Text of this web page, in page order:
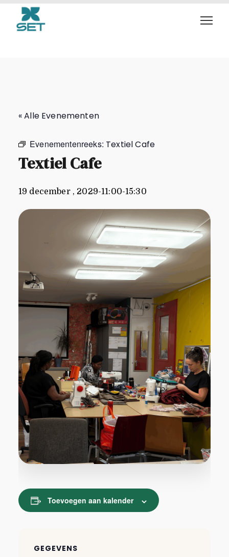
Textiel Cafe
« Alle Evenementen
Evenementenreeks: Textiel Cafe
Textiel Cafe
19 december , 2029-11:00-15:30
Toevoegen aan kalender
GEGEVENS